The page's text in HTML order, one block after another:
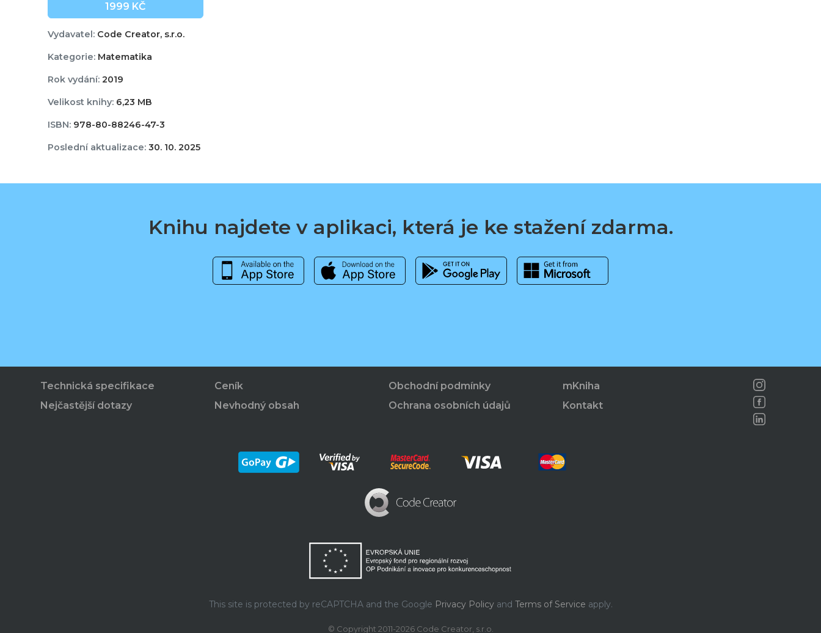
1999 KČ
Vydavatel:Code Creator, s.r.o.
Kategorie:Matematika
Rok vydání:2019
Velikost knihy:6,23 MB
ISBN:978-80-88246-47-3
Poslední aktualizace:30. 10. 2025
Knihu najdete v aplikaci, která je ke stažení zdarma.
Technická specifikace
Nejčastější dotazy
Ceník
Nevhodný obsah
Obchodní podmínky
Ochrana osobních údajů
mKniha
Kontakt
This site is protected by reCAPTCHA and the Google Privacy Policyand Terms of Service apply.
© Copyright 2011-2026 Code Creator, s.r.o.